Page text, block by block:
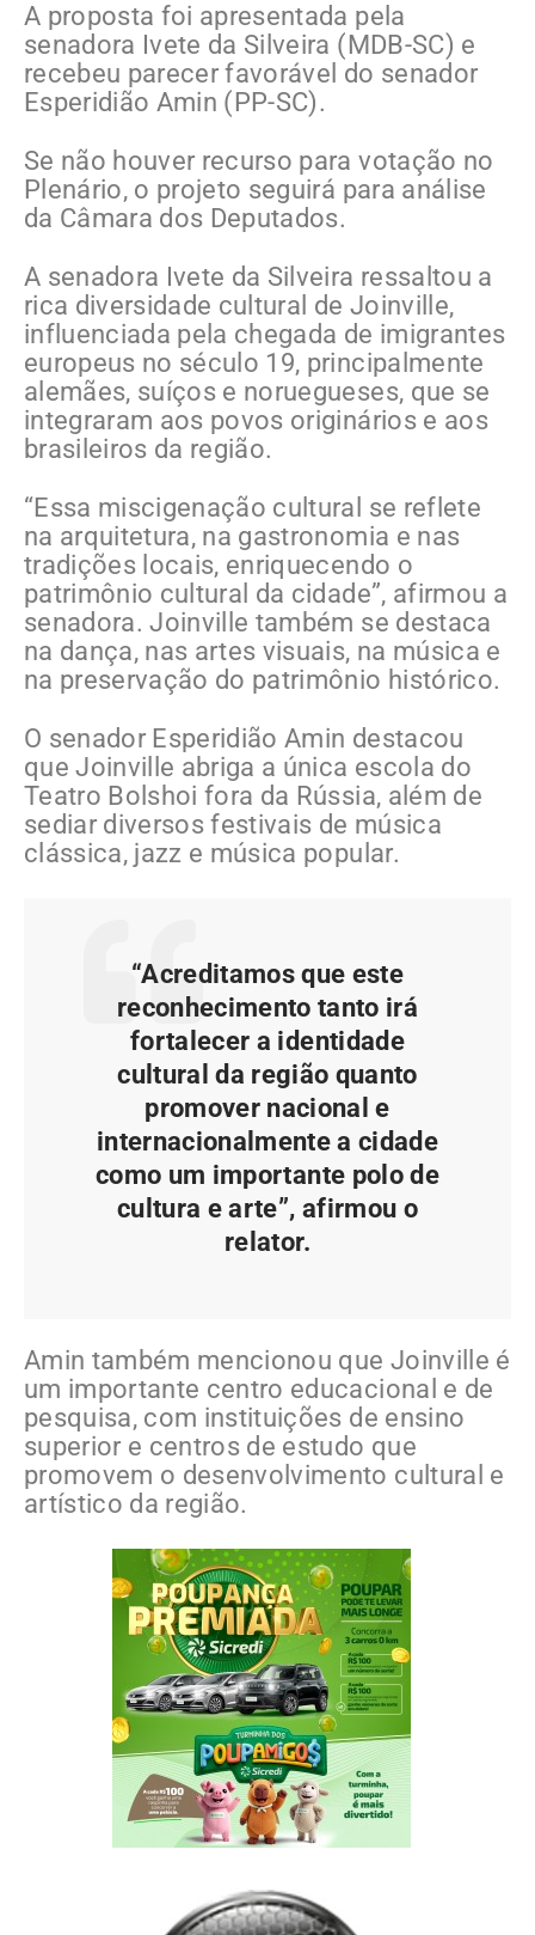
A proposta foi apresentada pela
senadora Ivete da Silveira (MDB-SC) e
recebeu parecer favorável do senador
Esperidião Amin (PP-SC).
Se não houver recurso para votação no
Plenário, o projeto seguirá para análise
da Câmara dos Deputados.
A senadora Ivete da Silveira ressaltou a
rica diversidade cultural de Joinville,
influenciada pela chegada de imigrantes
europeus no século 19, principalmente
alemães, suíços e noruegueses, que se
integraram aos povos originários e aos
brasileiros da região.
“Essa miscigenação cultural se reflete
na arquitetura, na gastronomia e nas
tradições locais, enriquecendo o
patrimônio cultural da cidade”, afirmou a
senadora. Joinville também se destaca
na dança, nas artes visuais, na música e
na preservação do patrimônio histórico.
O senador Esperidião Amin destacou
que Joinville abriga a única escola do
Teatro Bolshoi fora da Rússia, além de
sediar diversos festivais de música
clássica, jazz e música popular.
“Acreditamos que este
reconhecimento tanto irá
fortalecer a identidade
cultural da região quanto
promover nacional e
internacionalmente a cidade
como um importante polo de
cultura e arte”, afirmou o
relator.
Amin também mencionou que Joinville é
um importante centro educacional e de
pesquisa, com instituições de ensino
superior e centros de estudo que
promovem o desenvolvimento cultural e
artístico da região.